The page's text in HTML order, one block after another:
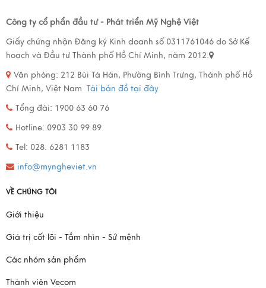
Công ty cổ phẩn đầu tư - Phát triển Mỹ Nghệ Việt
Giấy chứng nhận Đăng ký Kinh doanh số 0311761046 do Sở Kế
hoạch và Đầu tư Thành phố Hồ Chí Minh, năm 2012.
Văn phòng: 212 Bùi Tá Hán, Phường Bình Trưng, Thành phố Hồ
Chí Minh, Việt Nam Tải bản đồ tại đây
Tổng đài: 1900 63 60 76
Hotline: 0903 30 99 89
Tel: 028. 6281 1183
info@myngheviet.vn
VỀ CHÚNG TÔI
Giới thiệu
Giá trị cốt lõi - Tầm nhìn - Sứ mệnh
Các nhóm sản phẩm
Thành viên Vecom